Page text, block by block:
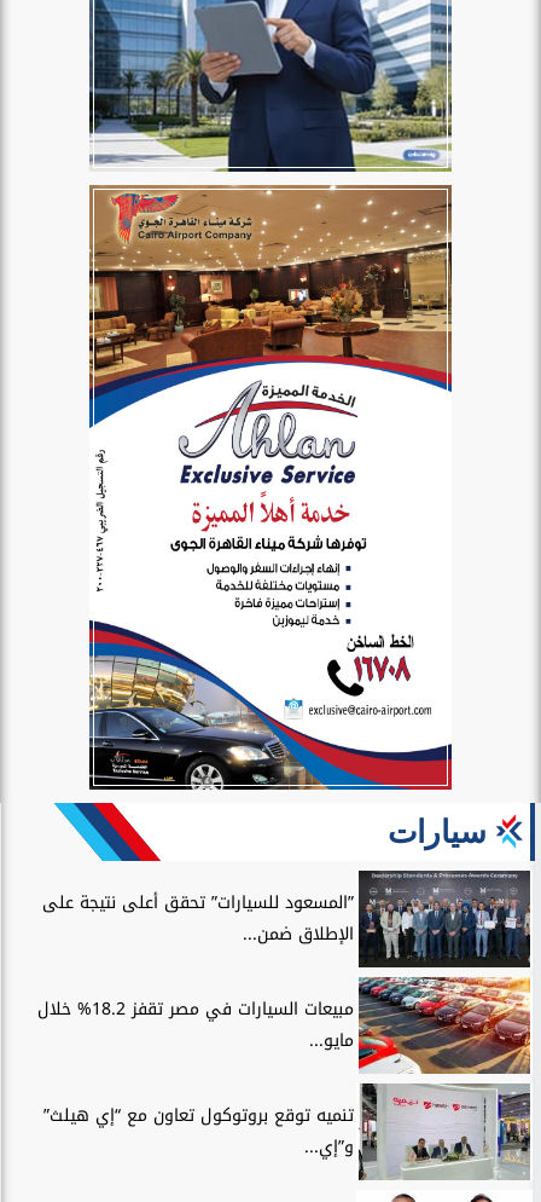
سيارات
”المسعود للسيارات” تحقق أعلى نتيجة على
الإطلاق ضمن...
مبيعات السيارات في مصر تقفز 18.2% خلال
مايو...
تنميه توقع بروتوكول تعاون مع “إي هيلث”
و”إي...